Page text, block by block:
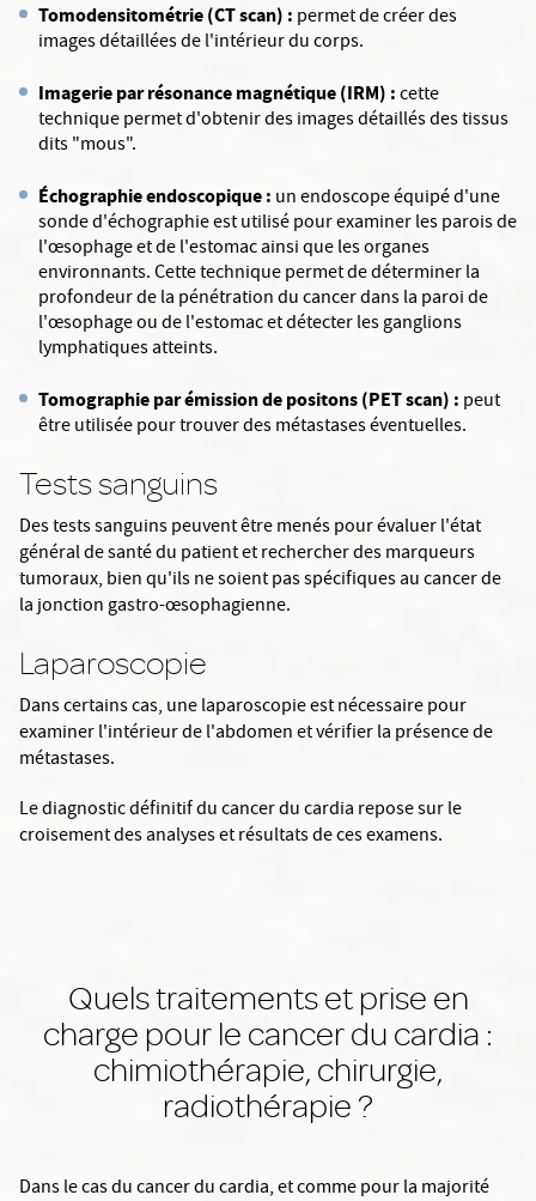
Tomodensitométrie (CT scan) : permet de créer des
images détaillées de l'intérieur du corps.
Imagerie par résonance magnétique (IRM) :cette
technique permet d'obtenir des images détaillés des tissus
dits "mous".
Échographie endoscopique : un endoscope équipé d'une
sonde d'échographie est utilisé pour examiner les parois de
l'œsophage et de l'estomac ainsi que les organes
environnants. Cette technique permet de déterminer la
profondeur de la pénétration du cancer dans la paroi de
l'œsophage ou de l'estomac et détecter les ganglions
lymphatiques atteints.
Tomographie par émission de positons (PET scan) : peut
être utilisée pour trouver des métastases éventuelles.
Tests sanguins
Des tests sanguins peuvent être menés pour évaluer l'état
général de santé du patient et rechercher des marqueurs
tumoraux, bien qu'ils ne soient pas spécifiques au cancer de
la jonction gastro-œsophagienne.
Laparoscopie
Dans certains cas, une laparoscopie est nécessaire pour
examiner l'intérieur de l'abdomen et vérifier la présence de
métastases.
Le diagnostic définitif du cancer du cardia repose sur le
croisement des analyses et résultats de ces examens.
Quels traitements et prise en
charge pour le cancer du cardia :
chimiothérapie, chirurgie,
radiothérapie ?
Dans le cas du cancer du cardia, et comme pour la majorité